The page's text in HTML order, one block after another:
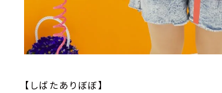
【しばたありぼぼ】